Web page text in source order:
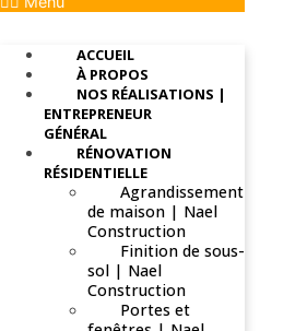
ACCUEIL
À PROPOS
NOS RÉALISATIONS |
ENTREPRENEUR
GÉNÉRAL
RÉNOVATION
RÉSIDENTIELLE
Agrandissement
de maison | Nael
Construction
Finition de sous-
sol | Nael
Construction
Portes et